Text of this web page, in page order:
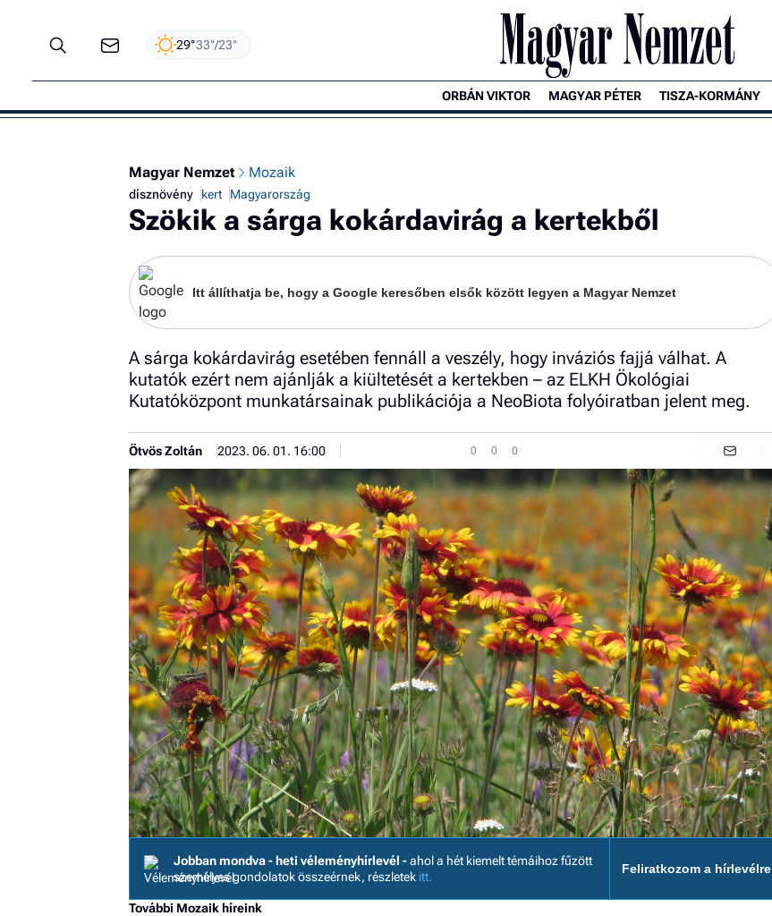
29°33°/23°
ORBÁN VIKTOR MAGYAR PÉTER TISZA-KORMÁNY
Magyar Nemzet Mozaik
dísznövény kert Magyarország
Szökik a sárga kokárdavirág a kertekből
Itt állíthatja be, hogy a Google keresőben elsők között legyen a Magyar Nemzet
A sárga kokárdavirág esetében fennáll a veszély, hogy inváziós fajjá válhat. A
kutatók ezért nem ajánlják a kiültetését a kertekben – az ELKH Ökológiai
Kutatóközpont munkatársainak publikációja a NeoBiota folyóiratban jelent meg.
Ötvös Zoltán 2023. 06. 01. 16:00 0 0 0
Jobban mondva - heti véleményhírlevél -ahol a hét kiemelt témáihoz fűzött
személyes gondolatok összeérnek, részletek itt.
Feliratkozom a hírlevélre
További Mozaik híreink